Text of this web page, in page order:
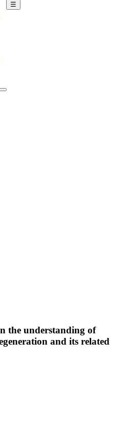
☰
the understanding of
and its related